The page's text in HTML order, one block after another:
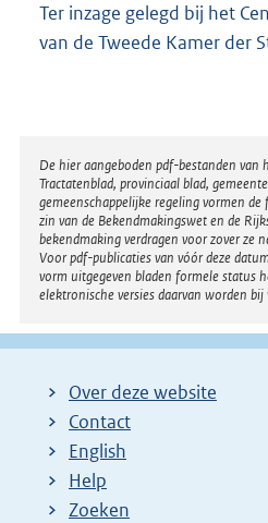
Ter inzage gelegd bij het
van de Tweede Kamer der
Disclaimer
De hier aangeboden pdf-bestanden van
Tractatenblad, provinciaal blad,
gemeenschappelijke regeling vormen
zin van de Bekendmakingswet en de
bekendmaking verdragen voor zover ze
Voor pdf-publicaties van vóór deze
vorm uitgegeven bladen formele status
elektronische versies daarvan worden
Over deze website
Contact
English
Help
Zoeken